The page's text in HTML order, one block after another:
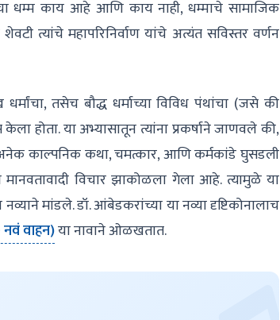
धम्म काय आहे आणि काय नाही, धम्माचे सामाजिक
त्यांचे महापरिनिर्वाण यांचे अत्यंत सविस्तर वर्णन
तसेच बौद्ध धर्माच्या विविध पंथांचा (जसे की
होता. या अभ्यासातून त्यांना प्रकर्षाने जाणवले की,
अनेक काल्पनिक कथा, चमत्कार, आणि कर्मकांडे घुसडली
विचार झाकोळला गेला आहे. त्यामुळे या
मांडले. डॉ. आंबेडकरांच्या या नव्या दृष्टिकोनालाच
वाहन)या नावाने ओळखतात.